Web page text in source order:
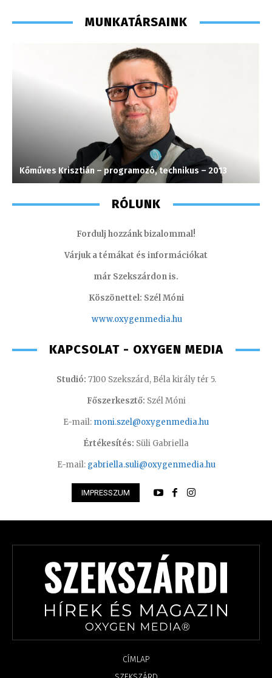
MUNKATÁRSAINK
Kőműves Krisztián – programozó, technikus – 2013
RÓLUNK
Fordulj hozzánk bizalommal!
Várjuk a témákat és információkat
már Szekszárdon is.
Köszönettel: Szél Móni
www.oxygenmedia.hu
KAPCSOLAT - OXYGEN MEDIA
Studió: 7100 Szekszárd, Béla király tér 5.
Főszerkesztő: Szél Móni
E-mail: moni.szel@oxygenmedia.hu
Értékesítés: Süli Gabriella
E-mail: gabriella.suli@oxygenmedia.hu
IMPRESSZUM
CÍMLAP